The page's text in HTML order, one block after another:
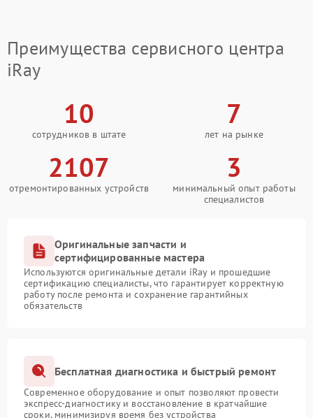
Преимущества сервисного центра
iRay
10
сотрудников в штате
7
лет на рынке
2107
отремонтированных устройств
3
минимальный опыт работы
специалистов
Оригинальные запчасти и
сертифицированные мастера
Используются оригинальные детали iRay и прошедшие
сертификацию специалисты, что гарантирует корректную
работу после ремонта и сохранение гарантийных
обязательств
Бесплатная диагностика и быстрый ремонт
Современное оборудование и опыт позволяют провести
экспресс-диагностику и восстановление в кратчайшие
сроки, минимизируя время без устройства